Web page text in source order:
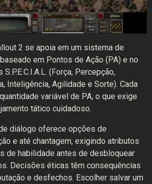
2 se apoia em um sistema de
em Pontos de Ação (PA) e no
(Força, Percepção,
Inteligência, Agilidade e Sorte). Cada
variável de PA, o que exige
tático cuidadoso.
diálogo oferece opções de
e até chantagem, exigindo atributos
de habilidade antes de desbloquear
Decisões éticas têm consequências
e desfechos. Escolher salvar um